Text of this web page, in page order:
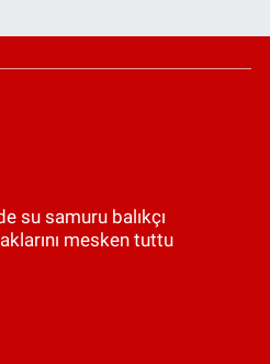
su samuru balıkçı
mesken tuttu